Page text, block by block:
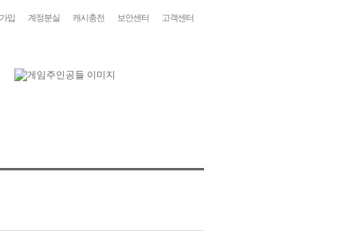
입 계정분실 캐시충전 보안센터 고객센터